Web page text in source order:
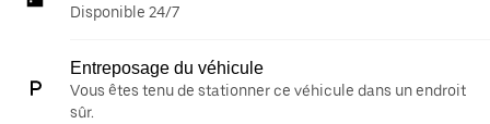
Disponible 24/7
Entreposage du véhicule
Vous êtes tenu de stationner ce véhicule dans un endroit
sûr.